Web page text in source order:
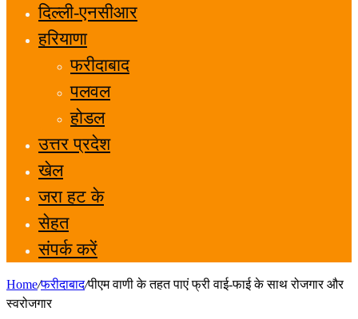
दिल्ली-एनसीआर
हरियाणा
फरीदाबाद
पलवल
होडल
उत्तर प्रदेश
खेल
जरा हट के
सेहत
संपर्क करें
Home/फरीदाबाद/पीएम वाणी के तहत पाएं फ्री वाई-फाई के साथ रोजगार और
स्वरोजगार